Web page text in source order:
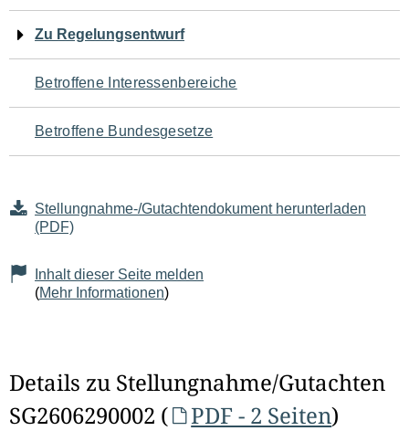
für
den
Seiteninhalt
Zu Regelungsentwurf
Betroffene Interessenbereiche
Betroffene Bundesgesetze
Stellungnahme-/Gutachtendokument herunterladen
(PDF)
Inhalt dieser Seite melden
(Mehr Informationen)
Details zu Stellungnahme/Gutachten
SG2606290002 (
PDF - 2 Seiten)